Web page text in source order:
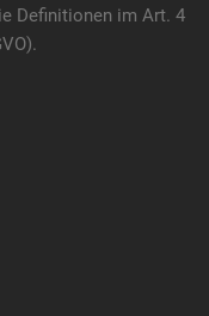
Definitionen im Art. 4